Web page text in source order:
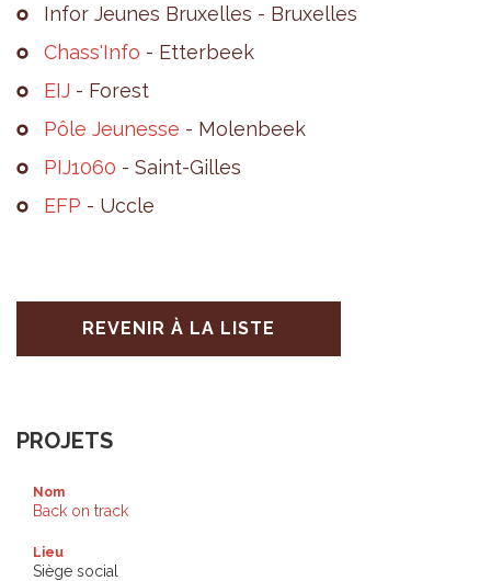
Infor Jeunes Bruxelles - Bruxelles
Chass'Info - Etter­beek
EIJ - Forest
Pôle Jeu­nesse - Molen­beek
PIJ1060 - Saint-Gilles
EFP - Uccle
REVENIR À LA LISTE
PROJETS
Nom
Back on track
Lieu
Siège social